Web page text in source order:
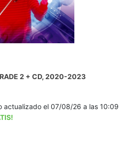
2 + CD, 2020-2023
actualizado el 07/08/26 a las 10:09